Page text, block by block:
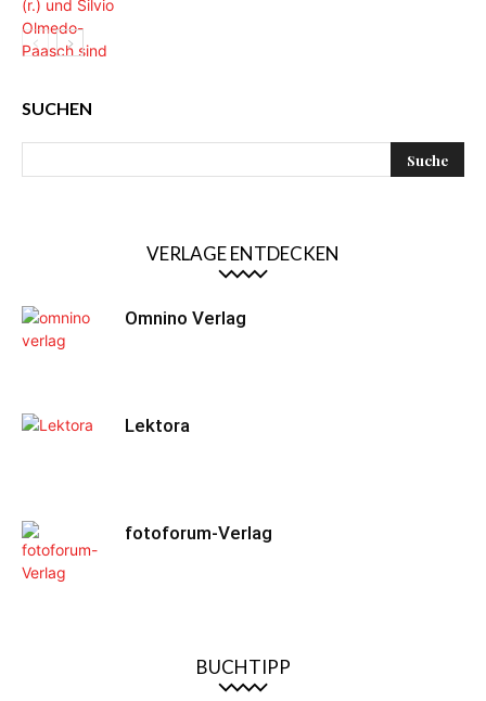
SUCHEN
VERLAGE ENTDECKEN
Omnino Verlag
Lektora
fotoforum-Verlag
BUCHTIPP